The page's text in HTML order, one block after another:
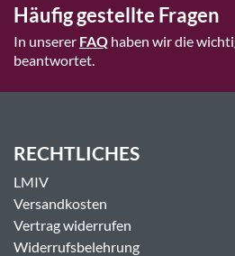
Häufig gestellte Fragen
In unserer FAQ haben wir die
beantwortet.
RECHTLICHES
LMIV
Versandkosten
Vertrag widerrufen
Widerrufsbelehrung